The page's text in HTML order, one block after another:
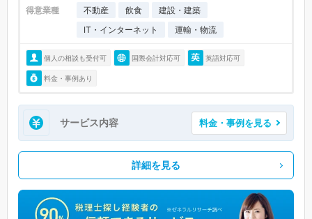
得意業種 不動産 飲食
建設・建築
IT・インターネット
運輸・物流
個人の相談も受付可 国際会計対応可 英語対応可
料金・事例あり
サービス内容 料金・事例を見る
詳細を見る